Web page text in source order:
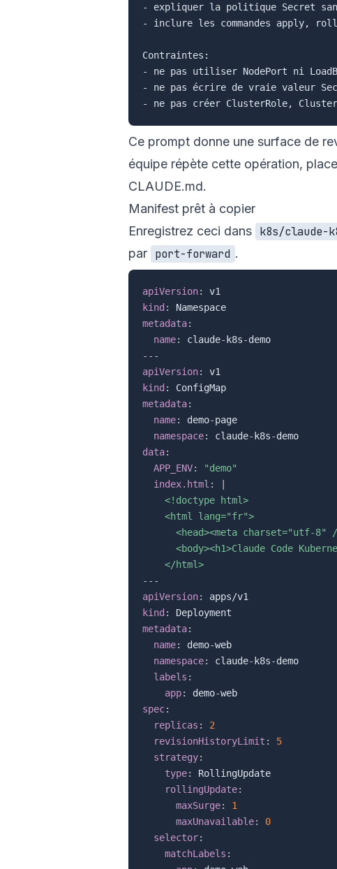
- expliquer la politique Secret
- inclure les commandes apply,
Contraintes:
- ne pas utiliser NodePort ni
- ne pas écrire de vraie valeur
Ce prompt donne une surface de
équipe répète cette opération,
CLAUDE.md.
Manifest prêt à copier
Enregistrez ceci dans k8s/claude-
par port-forward .
apiVersion:
kind :
metadata:
name: claude- k8s-
---
apiVersion:
kind :
metadata:
name: demo-page
namespace: claude- k8s-
data:
APP_ENV:
"demo"
index.html :
    <!doctype html>
    <html lang="fr">
<head><meta charset="utf-8"
<body><h1>Claude Code
    </html>
---
apiVersion:
kind :
metadata:
name: demo-web
namespace: claude- k8s-demo
labels :
app: demo-
spec:
replicas :
2
revisionHistoryLimit :
5
strategy:
type:
RollingUpdate
rollingUpdate:
maxSurge:
1
maxUnavailable:
0
selector:
matchLabels :